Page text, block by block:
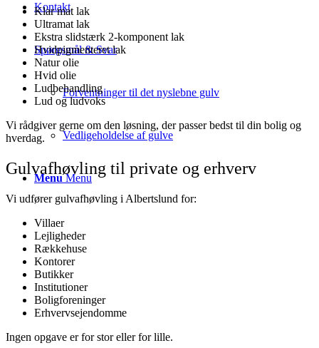
Kontakt
Spørgsmål & Svar
Forventninger til det nyslebne gulv
Vedligeholdelse af gulve
Menu Menu
Klar mat lak
Ultramat lak
Ekstra slidstærk 2-komponent lak
Hvidpigmenteret lak
Natur olie
Hvid olie
Ludbehandling
Lud og ludvoks
Vi rådgiver gerne om den løsning, der passer bedst til din bolig og
hverdag.
Gulvafhøvling til private og erhverv
Vi udfører gulvafhøvling i Albertslund for:
Villaer
Lejligheder
Rækkehuse
Kontorer
Butikker
Institutioner
Boligforeninger
Erhvervsejendomme
Ingen opgave er for stor eller for lille.